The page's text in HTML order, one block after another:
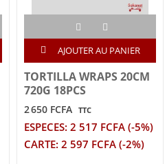
AJOUTER AU PANIER
TORTILLA WRAPS 20CM
720G 18PCS
2 650 FCFA TTC
ESPECES: 2 517 FCFA (-5%)
CARTE: 2 597 FCFA (-2%)